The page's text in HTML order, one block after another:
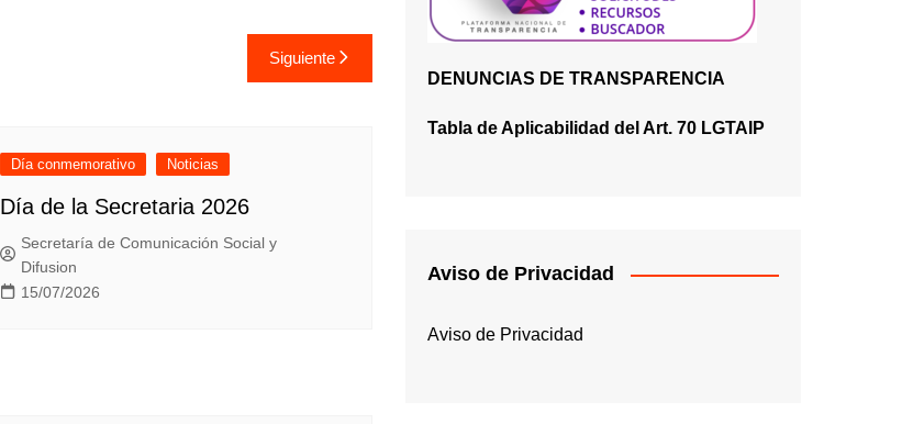
Siguiente
Día conmemorativo Noticias
Día de la Secretaria 2026
Secretaría de Comunicación Social y
Difusion
15/07/2026
DENUNCIAS DE TRANSPARENCIA
Tabla de Aplicabilidad del Art. 70 LGTAIP
Aviso de Privacidad
Aviso de Privacidad